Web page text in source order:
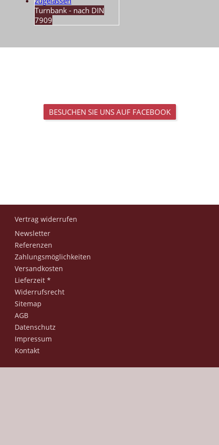
Turnbank - nach DIN
7909
BESUCHEN SIE UNS AUF FACEBOOK
Vertrag widerrufen
Newsletter
Referenzen
Zahlungsmöglichkeiten
Versandkosten
Lieferzeit *
Widerrufsrecht
Sitemap
AGB
Datenschutz
Impressum
Kontakt